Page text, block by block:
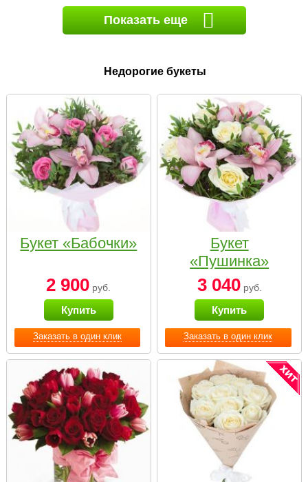
Показать еще
Недорогие букеты
Заказать в один клик
Букет «Бабочки»
2 900 руб.
Купить
Заказать в один клик
Букет
«Пушинка»
3 040руб.
Купить